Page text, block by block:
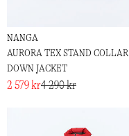
NANGA
AURORA TEX STAND COLLAR
DOWN JACKET
2 579 kr4 290 kr